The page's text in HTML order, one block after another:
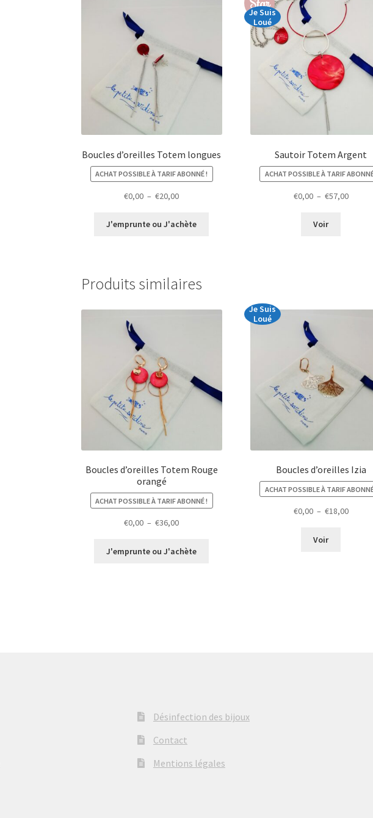
Boucles d’oreilles Totem longues
ACHAT POSSIBLE À TARIF ABONNÉ !
€0,00 – €20,00Plage
prix :
J'emprunte ou J'achète
Je Suis
Loué
Sautoir Totem Argent
ACHAT POSSIBLE À TARIF
€0,00 – €57,00Plage
Voir
Produits similaires
Boucles d’oreilles Totem Rouge
orangé
ACHAT POSSIBLE À TARIF ABONNÉ !
€0,00 – €36,00Plage
prix :
J'emprunte ou J'achète
Je Suis
Loué
Boucles d’oreilles Izia
ACHAT POSSIBLE À TARIF
€0,00 – €18,00Plage
Voir
Désinfection des bijoux
Contact
Mentions légales